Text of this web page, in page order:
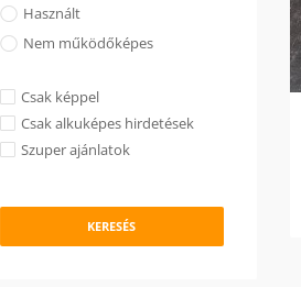
Használt
Nem működőképes
Csak képpel
Csak alkuképes hirdetések
Szuper ajánlatok
KERESÉS